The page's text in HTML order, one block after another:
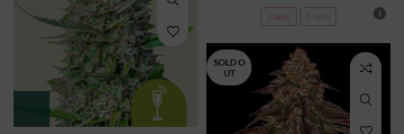
3 semi
SOLD O
UT